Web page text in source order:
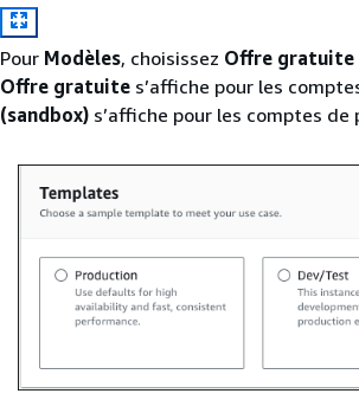
Pour Modèles, choisissez Offre gratuite
Offre gratuite s’affiche pour les
(sandbox) s’affiche pour les comptes de